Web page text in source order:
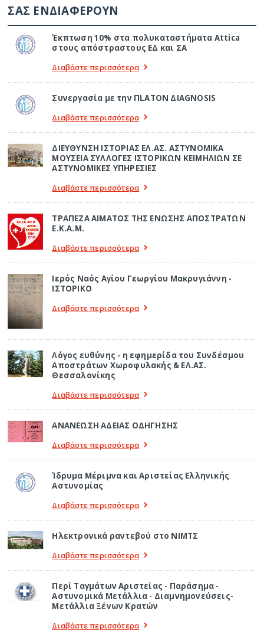
ΣΑΣ ΕΝΔΙΑΦΕΡΟΥΝ
Έκπτωση 10% στα πολυκαταστήματα Attica
στους απόστραστους ΕΔ και ΣΑ
Διαβάστε περισσότερα
Συνεργασία με την ΠLATON ΔIAGNOSIS
Διαβάστε περισσότερα
ΔΙΕΥΘΥΝΣΗ ΙΣΤΟΡΙΑΣ ΕΛ.ΑΣ. ΑΣΤΥΝΟΜΙΚΑ
ΜΟΥΣΕΙΑ ΣΥΛΛΟΓΕΣ ΙΣΤΟΡΙΚΩΝ ΚΕΙΜΗΛΙΩΝ ΣΕ
ΑΣΤΥΝΟΜΙΚΕΣ ΥΠΗΡΕΣΙΕΣ
Διαβάστε περισσότερα
ΤΡΑΠΕΖΑ ΑΙΜΑΤΟΣ ΤΗΣ ΕΝΩΣΗΣ ΑΠΟΣΤΡΑΤΩΝ
Ε.Κ.Α.Μ.
Διαβάστε περισσότερα
Ιερός Ναός Αγίου Γεωργίου Μακρυγιάννη -
ΙΣΤΟΡΙΚΟ
Διαβάστε περισσότερα
Λόγος ευθύνης - η εφημερίδα του Συνδέσμου
Αποστράτων Χωροφυλακής & ΕΛ.ΑΣ.
Θεσσαλονίκης
Διαβάστε περισσότερα
ΑΝΑΝΕΩΣΗ ΑΔΕΙΑΣ ΟΔΗΓΗΣΗΣ
Διαβάστε περισσότερα
Ίδρυμα Μέριμνα και Αριστείας Ελληνικής
Αστυνομίας
Διαβάστε περισσότερα
Ηλεκτρονικά ραντεβού στο ΝΙΜΤΣ
Διαβάστε περισσότερα
Περί Ταγμάτων Αριστείας - Παράσημα -
Αστυνομικά Μετάλλια - Διαμνημονεύσεις-
Μετάλλια Ξένων Κρατών
Διαβάστε περισσότερα